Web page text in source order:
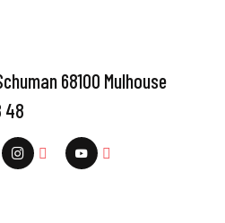
68100 Mulhouse
48